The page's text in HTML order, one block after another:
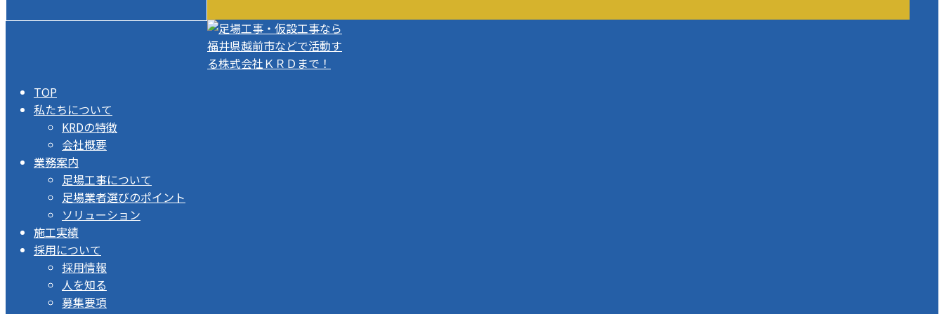
TOP
私たちについて
KRDの特徴
会社概要
業務案内
足場工事について
足場業者選びのポイント
ソリューション
施工実績
採用について
採用情報
人を知る
募集要項